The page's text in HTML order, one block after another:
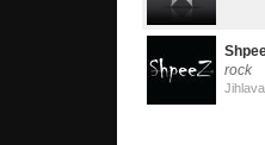
rock
Jihlava